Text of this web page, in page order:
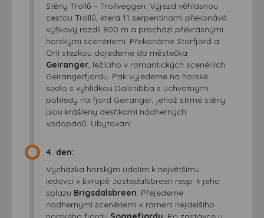
Stěny Trollů – Trollveggen. Výjezd věhlasnou
cestou Trollů, která 11 serpentinami překonává
výškový rozdíl 800 m a prochází překrásnými
horskými scenériemi. Překonáme Storfjord a
Orlí stezkou dojedeme do městečka
Geiranger , ležícího v romantických scenériích
Geirangerfjordu. Pak vyjedeme na horské
sedlo s vyhlídkou Dalsnibba s úchvatnými
pohledy na fjord Geiranger, jehož strmé stěny
jsou krášleny desítkami nádherných
vodopádů. Ubytování.
4. den:
Vycházka horským údolím k největšímu
ledovci v Evropě Jostedalsbreen resp. k jeho
splazu Brigsdalsbreen . Přejedeme
nádhernými scenériemi k rameni nejdelšího